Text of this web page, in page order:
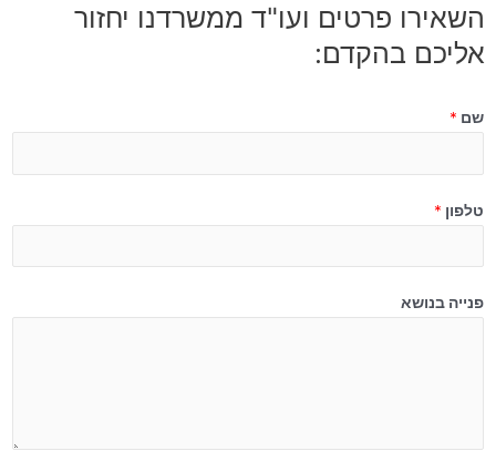
השאירו פרטים ועו"ד ממשרדנו יחזור
אליכם בהקדם:
שם *
טלפון *
פנייה בנושא